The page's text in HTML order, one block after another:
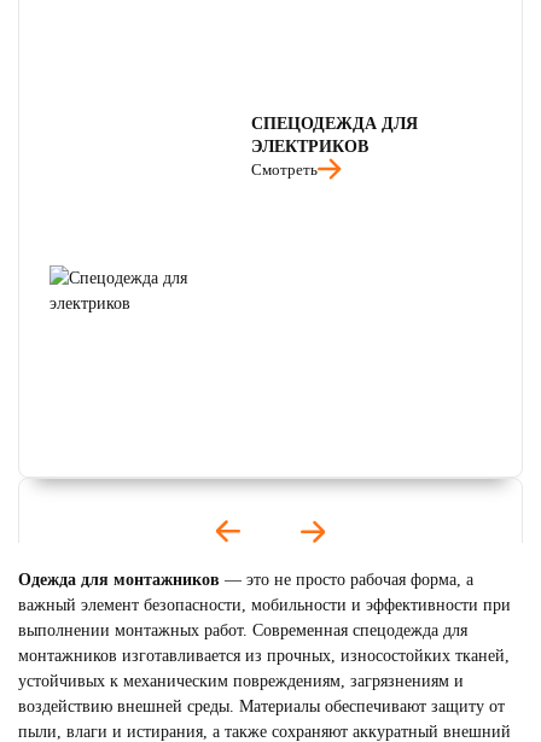
СПЕЦОДЕЖДА ДЛЯ
ЭЛЕКТРИКОВ
Смотреть
Одежда для монтажников — это не просто рабочая форма, а
важный элемент безопасности, мобильности и эффективности при
выполнении монтажных работ. Современная спецодежда для
монтажников изготавливается из прочных, износостойких тканей,
устойчивых к механическим повреждениям, загрязнениям и
воздействию внешней среды. Материалы обеспечивают защиту от
пыли, влаги и истирания, а также сохраняют аккуратный внешний